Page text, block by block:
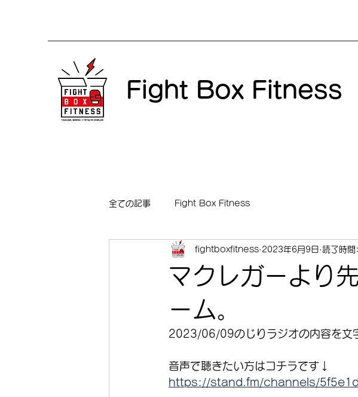
Fight Box Fitness
全ての記事 Fight Box Fitness
マクレガーより
ーム。
fightboxfitness 2023年6月9日 読了時
2023/06/09のじりラジオの内容を文
音声で聴きたい方はコチラです↓
https://stand.fm/channels/